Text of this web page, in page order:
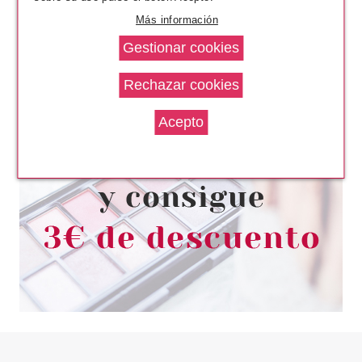
ESSENCE HARLEY QUINN
BRILLO DE LABIOS
MULTIREFLECTANTE 01
Más información